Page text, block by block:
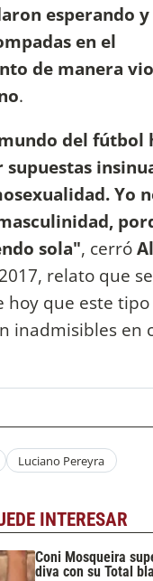
esperando
en el
de manera
.
del fútbol
Yo
sola", cerró
relato que
hoy que este tipo
inadmisibles en
Luciano Pereyra
INTERESAR
Coni Mosqueira
diva con su Total